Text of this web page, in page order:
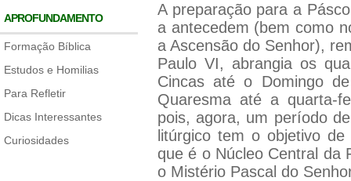
APROFUNDAMENTO
Formação Bíblica
Estudos e Homilias
Para Refletir
Dicas Interessantes
Curiosidades
A preparação para a
a antecedem (bem como
a Ascensão do Senhor),
Paulo VI, abrangia os
Cincas até o Domingo
Quaresma até a quarta-
pois, agora, um período
litúrgico tem o objetivo
que é o Núcleo Central da
o Mistério Pascal do